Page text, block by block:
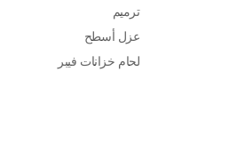
ترميم
عزل أسطح
لحام خزانات فيبر